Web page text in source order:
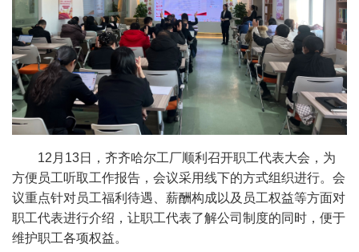
12月13日，齐齐哈尔工厂顺利召开职工代表大会，为
方便员工听取工作报告，会议采用线下的方式组织进行。会
议重点针对员工福利待遇、薪酬构成以及员工权益等方面对
职工代表进行介绍，让职工代表了解公司制度的同时，便于
维护职工各项权益。